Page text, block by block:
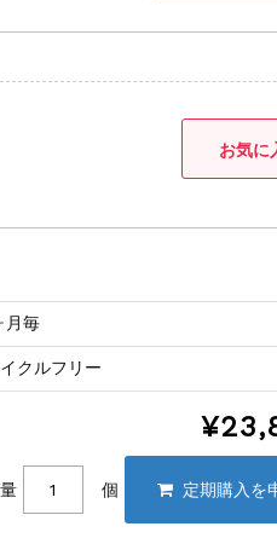
月毎
クルフリー
個